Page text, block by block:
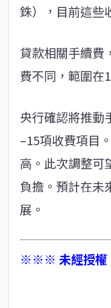
銖），目前這些
貸款相關手續費
費不同，範圍在
央行確認將推動
–15項收費項目
高。此次調整可
負擔。預計在未
展。
※※※ 未經授